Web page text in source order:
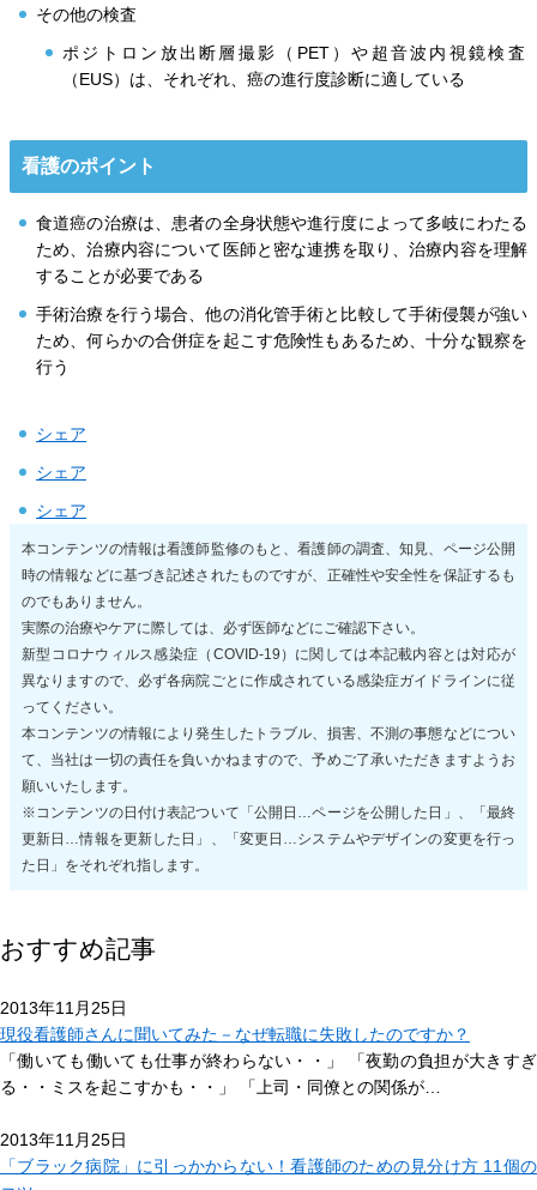
その他の検査
ポジトロン放出断層撮影（PET）や超音波内視鏡検査
（EUS）は、それぞれ、癌の進行度診断に適している
看護のポイント
食道癌の治療は、患者の全身状態や進行度によって多岐にわたる
ため、治療内容について医師と密な連携を取り、治療内容を理解
することが必要である
手術治療を行う場合、他の消化管手術と比較して手術侵襲が強い
ため、何らかの合併症を起こす危険性もあるため、十分な観察を
行う
シェア
シェア
シェア
本コンテンツの情報は看護師監修のもと、看護師の調査、知見、ページ公開
時の情報などに基づき記述されたものですが、正確性や安全性を保証するも
のでもありません。
実際の治療やケアに際しては、必ず医師などにご確認下さい。
新型コロナウィルス感染症（COVID-19）に関しては本記載内容とは対応が
異なりますので、必ず各病院ごとに作成されている感染症ガイドラインに従
ってください。
本コンテンツの情報により発生したトラブル、損害、不測の事態などについ
て、当社は一切の責任を負いかねますので、予めご了承いただきますようお
願いいたします。
※コンテンツの日付け表記ついて「公開日…ページを公開した日」、「最終
更新日…情報を更新した日」、「変更日…システムやデザインの変更を行っ
た日」をそれぞれ指します。
おすすめ記事
2013年11月25日
現役看護師さんに聞いてみた－なぜ転職に失敗したのですか？
「働いても働いても仕事が終わらない・・」 「夜勤の負担が大きすぎ
る・・ミスを起こすかも・・」 「上司・同僚との関係が…
2013年11月25日
「ブラック病院」に引っかからない！看護師のための見分け方 11個の